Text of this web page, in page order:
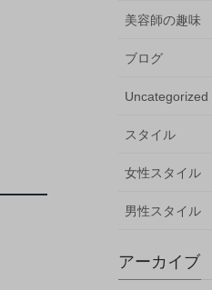
美容師の趣味
ブログ
Uncategorized
スタイル
女性スタイル
男性スタイル
アーカイブ